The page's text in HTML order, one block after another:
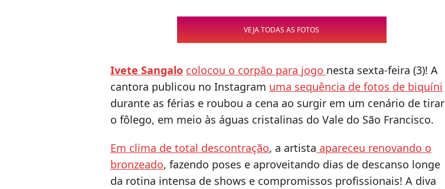
VEJA TODAS AS FOTOS
Ivete Sangalo colocou o corpão para jogo nesta sexta-feira (3)! A
cantora publicou no Instagram uma sequência de fotos de biquíni
durante as férias e roubou a cena ao surgir em um cenário de tirar
o fôlego, em meio às águas cristalinas do Vale do São Francisco.
Em clima de total descontração, a artista apareceu renovando o
bronzeado, fazendo poses e aproveitando dias de descanso longe
da rotina intensa de shows e compromissos profissionais! A diva